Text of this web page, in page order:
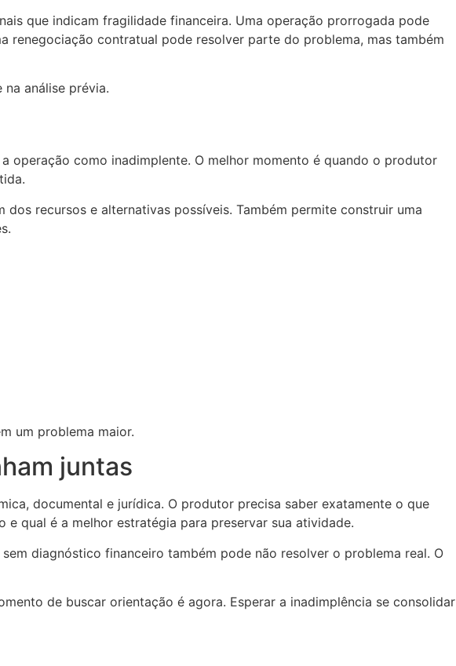
que indicam fragilidade financeira. Uma operação prorrogada pode
renegociação contratual pode resolver parte do problema, mas também
análise prévia.
operação como inadimplente. O melhor momento é quando o produtor
recursos e alternativas possíveis. Também permite construir uma
um problema maior.
juntas
documental e jurídica. O produtor precisa saber exatamente o que
qual é a melhor estratégia para preservar sua atividade.
diagnóstico financeiro também pode não resolver o problema real. O
de buscar orientação é agora. Esperar a inadimplência se consolidar